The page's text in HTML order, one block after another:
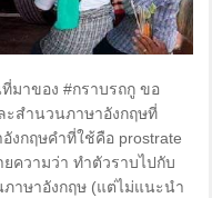
มาของ #กราบรถกู ขอ
สำนวนภาษาอังกฤษที่
งกฤษคำที่ใช้คือ prostrate
ความว่า ทำตัวราบไปกับ
าษาอังกฤษ (แต่ไม่แนะนำ